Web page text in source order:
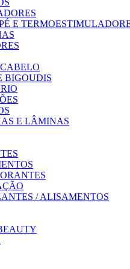
E
BIGOUDIS
E LÂMINAS
/ ALISAMENTOS